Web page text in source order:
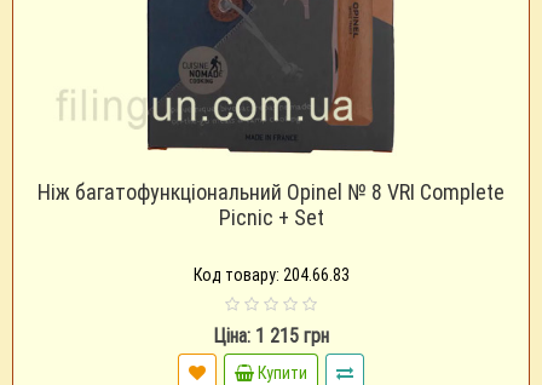
Ніж багатофункціональний Opinel № 8 VRI Complete
Picnic + Set
Код товару: 204.66.83
Ціна: 1 215 грн
Купити